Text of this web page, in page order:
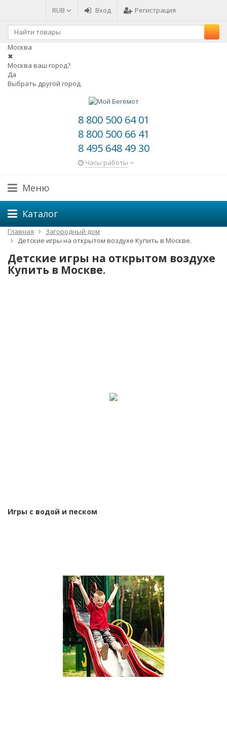
RUB Вход Регистрация
Москва
✖
Москва ваш город?
Да
Выбрать другой город
8 800 500 64 01
8 800 500 66 41
8 495 648 49 30
Часы работы
Меню
Каталог
Главная
Загородный дом
Детские игры на открытом воздухе Купить в Москве.
Детские игры на открытом воздухе
Купить в Москве.
Игры с водой и песком